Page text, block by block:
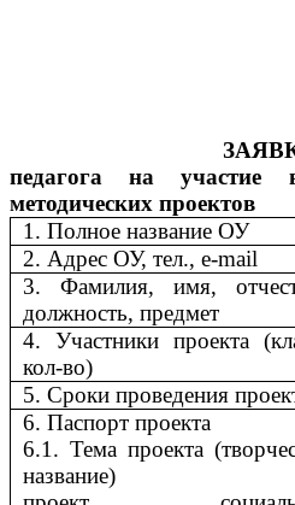
педагога на участие
методических проектов
1. Полное название ОУ
2. Адрес ОУ, тел., e-mail
3. Фамилия, имя,
должность, предмет
4. Участники проекта
кол-во)
5. Сроки проведения
6. Паспорт проекта
6.1. Тема проекта
название)